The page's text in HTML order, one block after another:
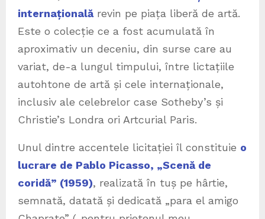
internaționalărevin pe piața liberă de artă.
Este o colecție ce a fost acumulată în
aproximativ un deceniu, din surse care au
variat, de-a lungul timpului, între lictațiile
autohtone de artă și cele internaționale,
inclusiv ale celebrelor case Sotheby’s și
Christie’s Londra ori Artcurial Paris.
Unul dintre accentele licitației îl constituie o
lucrare de Pablo Picasso, „Scenă de
coridă” (1959), realizată în tuș pe hârtie,
semnată, datată și dedicată „para el amigo